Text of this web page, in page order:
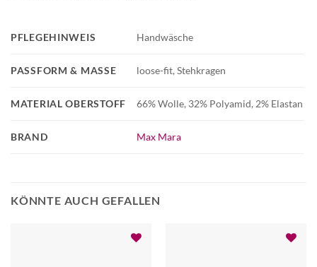
BRAND Max Mara
PFLEGEHINWEIS Handwäsche
PASSFORM & MASSE loose-fit, Stehkragen
MATERIAL OBERSTOFF 66% Wolle, 32% Polyamid, 2% Elastan
KÖNNTE AUCH GEFALLEN